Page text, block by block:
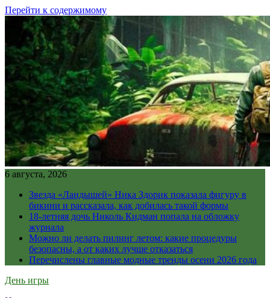
Перейти к содержимому
6 августа, 2026
Звезда «Ландышей» Ника Здорик показала фигуру в
бикини и рассказала, как добилась такой формы
18-летняя дочь Николь Кидман попала на обложку
журнала
Можно ли делать пилинг летом: какие процедуры
безопасны, а от каких лучше отказаться
Перечислены главные модные тренды осени 2026 года
День игры